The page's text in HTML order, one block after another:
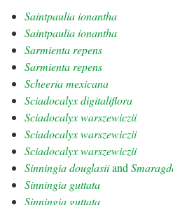
Saintpaulia ionantha
Saintpaulia ionantha
Sarmienta repens
Sarmienta repens
Scheeria mexicana
Sciadocalyx digitaliflora
Sciadocalyx warszewiczii
Sciadocalyx warszewiczii
Sciadocalyx warszewiczii
Sinningia douglasiiand
Sinningia guttata
Sinningia guttata